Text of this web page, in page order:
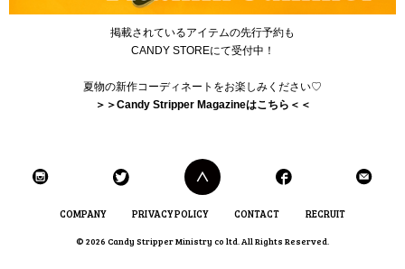
掲載されているアイテムの先行予約も
CANDY STOREにて受付中！
夏物の新作コーディネートをお楽しみください♡
＞＞Candy Stripper Magazineはこちら＜＜
COMPANY PRIVACY POLICY CONTACT RECRUIT
© 2026 Candy Stripper Ministry co ltd. All Rights Reserved.